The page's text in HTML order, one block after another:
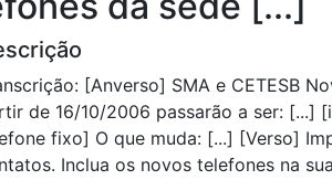
[Anverso] SMA e CETESB
de 16/10/2006 passarão a ser: [...]
fixo] O que muda: [...] [Verso]
Inclua os novos telefones na